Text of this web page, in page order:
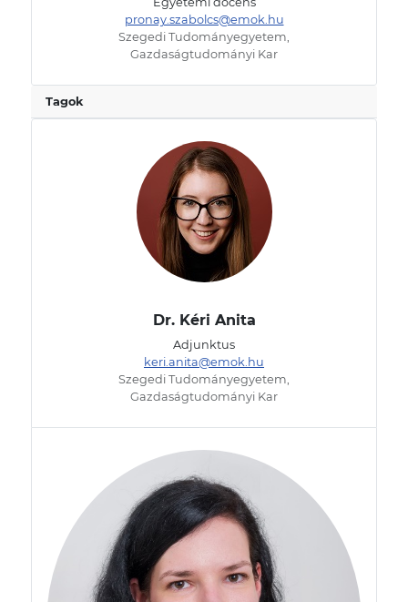
pronay.szabolcs@emok.hu
Szegedi Tudományegyetem,
Gazdaságtudományi Kar
Tagok
Dr. Kéri Anita
Adjunktus
keri.anita@emok.hu
Szegedi Tudományegyetem,
Gazdaságtudományi Kar